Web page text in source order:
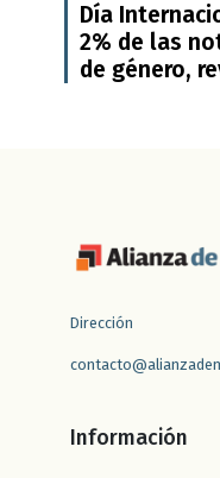
Día
2% de las
de género,
Dirección
Información